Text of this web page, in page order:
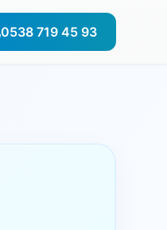
0538 719 45 93